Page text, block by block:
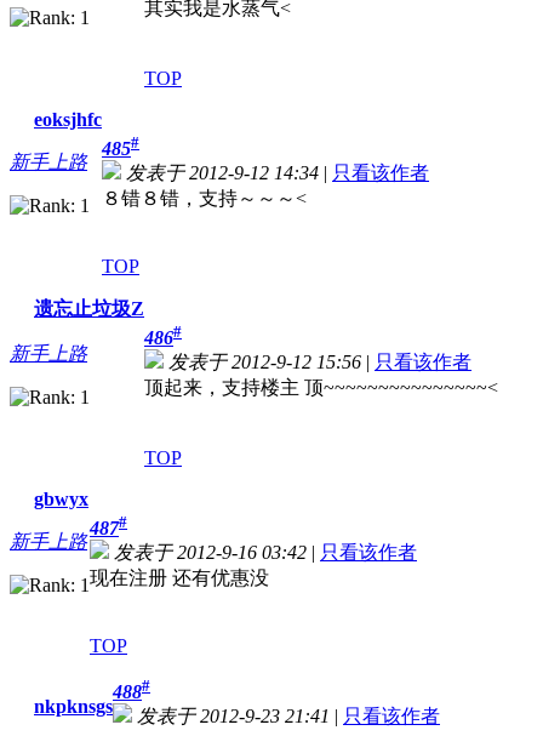
其实我是水蒸气<
TOP
eoksjhfc
新手上路
485#
发表于 2012-9-12 14:34 | 只看该作者
８错８错，支持～～～<
TOP
遗忘止垃圾Z
新手上路
486#
发表于 2012-9-12 15:56 | 只看该作者
顶起来，支持楼主 顶~~~~~~~~~~~~~~~<
TOP
gbwyx
新手上路
487#
发表于 2012-9-16 03:42 | 只看该作者
现在注册 还有优惠没
TOP
nkpknsgs
488#
发表于 2012-9-23 21:41 | 只看该作者